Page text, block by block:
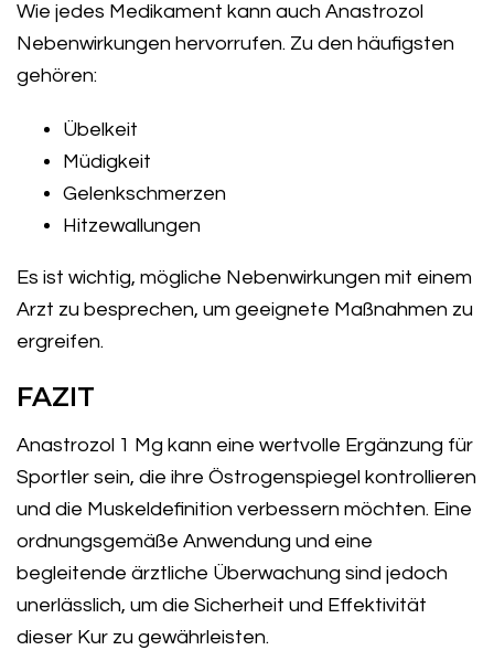
Wie jedes Medikament kann auch Anastrozol
Nebenwirkungen hervorrufen. Zu den häufigsten
gehören:
Übelkeit
Müdigkeit
Gelenkschmerzen
Hitzewallungen
Es ist wichtig, mögliche Nebenwirkungen mit einem
Arzt zu besprechen, um geeignete Maßnahmen zu
ergreifen.
FAZIT
Anastrozol 1 Mg kann eine wertvolle Ergänzung für
Sportler sein, die ihre Östrogenspiegel kontrollieren
und die Muskeldefinition verbessern möchten. Eine
ordnungsgemäße Anwendung und eine
begleitende ärztliche Überwachung sind jedoch
unerlässlich, um die Sicherheit und Effektivität
dieser Kur zu gewährleisten.